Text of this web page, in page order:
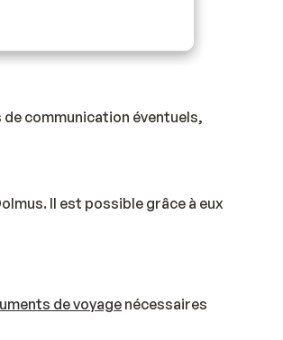
communication éventuels,
Il est possible grâce à eux
de voyage nécessaires